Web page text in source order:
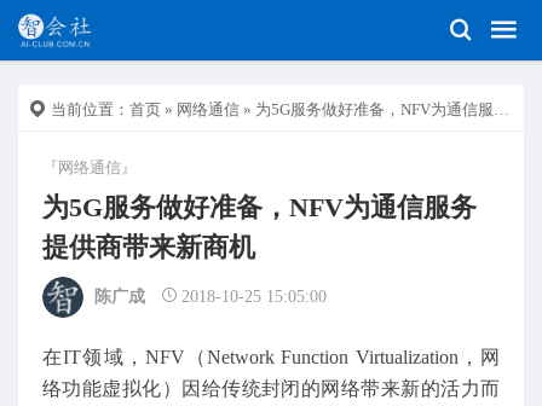
当前位置： 首页 » 网络通信 » 为5G服务做好准备，NFV为通信服务提供商带来新商机
『网络通信』
为5G服务做好准备，NFV为通信服务
提供商带来新商机
陈广成 2018-10-25 15:05:00
在IT领域，NFV（Network Function Virtualization，网
络功能虚拟化）因给传统封闭的网络带来新的活力而